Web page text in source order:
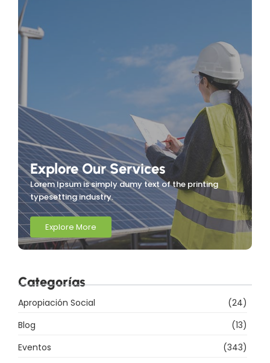
Explore Our Services
Lorem Ipsum is simply dumy text of the printing
typesetting industry.
Explore More
Categorías
Apropiación Social
(24)
Blog
(13)
Eventos
(343)